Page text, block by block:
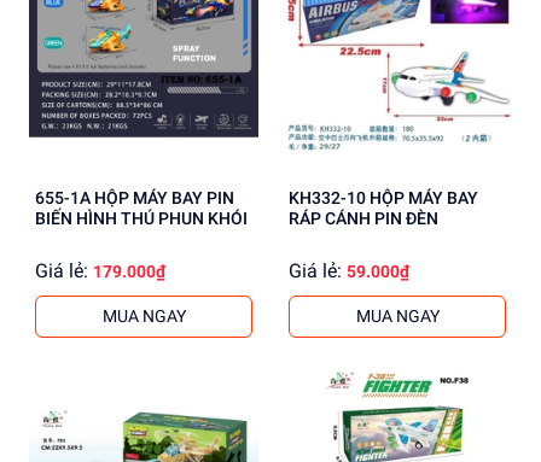
655-1A HỘP MÁY BAY PIN
BIẾN HÌNH THÚ PHUN KHÓI
Giá lẻ: 179.000₫
MUA NGAY
KH332-10 HỘP MÁY BAY
RÁP CÁNH PIN ĐÈN
Giá lẻ: 59.000₫
MUA NGAY